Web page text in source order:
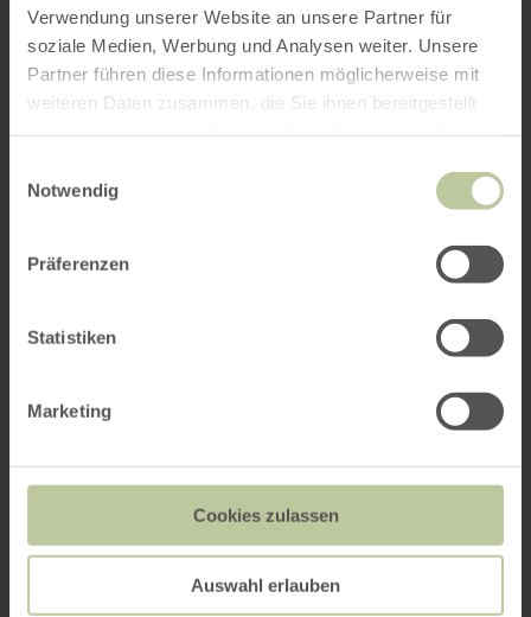
Verwendung unserer Website an unsere Partner für
soziale Medien, Werbung und Analysen weiter. Unsere
Partner führen diese Informationen möglicherweise mit
weiteren Daten zusammen, die Sie ihnen bereitgestellt
Notwendig
Präferenzen
Statistiken
Marketing
Cookies zulassen
Auswahl erlauben